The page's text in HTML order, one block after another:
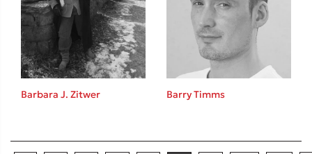
Barbara J. Zitwer Barry Timms